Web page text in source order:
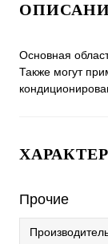
Основная
Также могут
Прочие